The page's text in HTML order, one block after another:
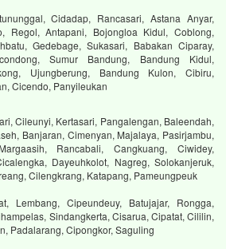
Cidadap, Rancasari, Astana Anyar,
Regol, Antapani, Bojongloa Kidul, Coblong,
Gedebage, Sukasari, Babakan Ciparay,
Sumur Bandung, Bandung Kidul,
Ujungberung, Bandung Kulon, Cibiru,
Cicendo, Panyileukan
Cileunyi, Kertasari, Pangalengan, Baleendah,
Banjaran, Cimenyan, Majalaya, Pasirjambu,
Rancabali, Cangkuang, Ciwidey,
Dayeuhkolot, Nagreg, Solokanjeruk,
Cilengkrang, Katapang, Pameungpeuk
Lembang, Cipeundeuy, Batujajar, Rongga,
Sindangkerta, Cisarua, Cipatat, Cililin,
Padalarang, Cipongkor, Saguling